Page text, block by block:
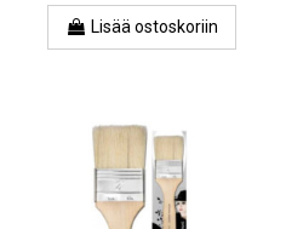
Lisää ostoskoriin